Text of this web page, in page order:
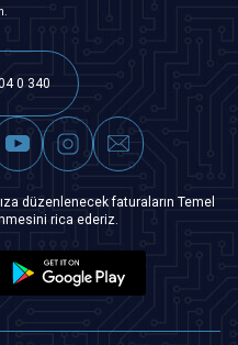
0 340
düzenlenecek faturaların Temel
rica ederiz.